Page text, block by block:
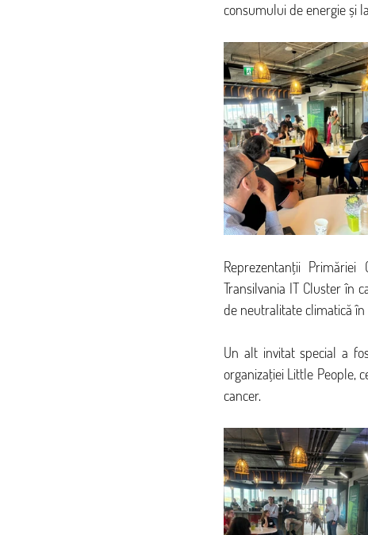
consumului de energie și
Reprezentanții
Transilvania IT Cluster în
de neutralitate climatică
Un alt invitat special a
organizației Little People,
cancer.